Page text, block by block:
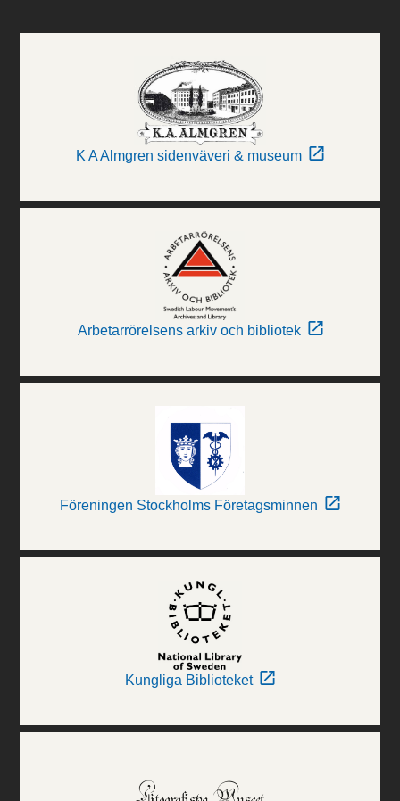
K A Almgren sidenväveri & museum
Arbetarrörelsens arkiv och bibliotek
Föreningen Stockholms Företagsminnen
Kungliga Biblioteket